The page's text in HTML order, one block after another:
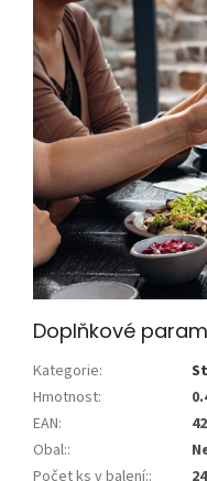
Doplňkové
Kategorie:
Hmotnost:
EAN:
Obal::